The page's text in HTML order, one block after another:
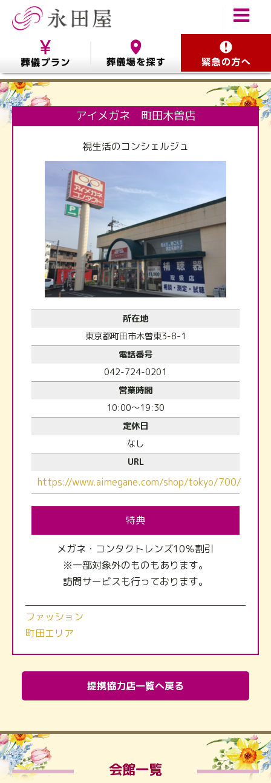
アイメガネ 町田木曽店
視生活のコンシェルジュ
所在地
東京都町田市木曽東3-8-1
電話番号
042-724-0201
営業時間
10:00～19:30
定休日
なし
URL
https://www.aimegane.com/shop/tokyo/700/
特典
メガネ・コンタクトレンズ10％割引
※一部対象外のものもあります。
訪問サービスも行っております。
ファッション
町田エリア
提携協力店一覧へ戻る
会館一覧